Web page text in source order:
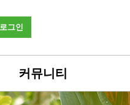
로그인
커뮤니티